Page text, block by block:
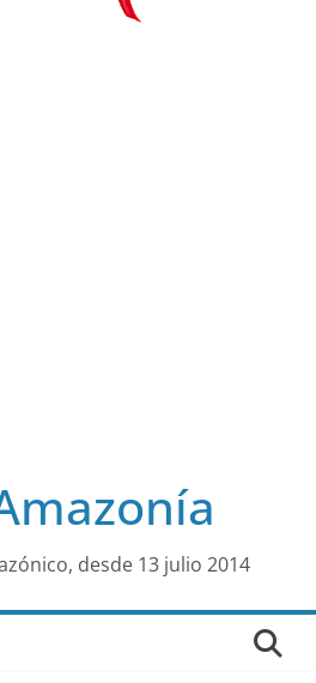
los efectos de dormir mal en
desde 13 julio 2014